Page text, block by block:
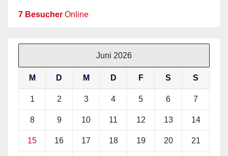
7 Besucher Online
Juni 2026
M D M D F S S
1 2 3 4 5 6 7
8 9 10 11 12 13 14
15 16 17 18 19 20 21